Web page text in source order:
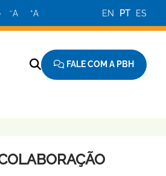
−A +A EN PT ES
FALE COM A PBH